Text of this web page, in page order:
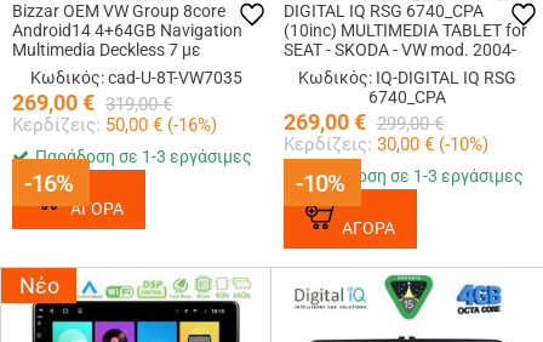
-16%
Bizzar OEM VW Group 8core
Android14 4+64GB Navigation
Multimedia Deckless 7 με
Carplay/AndroidAuto
Κωδικός: cad-U-8T-VW7035
269,00€ 319,00 €
Κερδίζεις: 50,00 € (-16%)
-16%
Παράδοση σε 1-3 εργάσιμες
ΑΓΟΡΑ
-10%
DIGITAL IQ RSG 6740_CPA
(10inc) MULTIMEDIA TABLET for
SEAT - SKODA - VW mod. 2004-
2014
Κωδικός: IQ-DIGITAL IQ RSG
6740_CPA
269,00€ 299,00 €
Κερδίζεις: 30,00 € (-10%)
-10%
Παράδοση σε 1-3 εργάσιμες
ΑΓΟΡΑ
Νέο